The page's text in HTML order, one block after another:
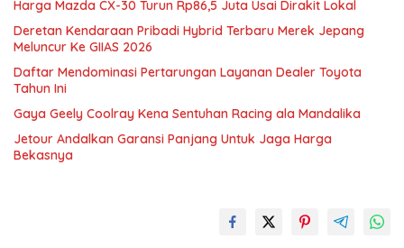
Harga Mazda CX-30 Turun Rp86,5 Juta Usai Dirakit Lokal
Deretan Kendaraan Pribadi Hybrid Terbaru Merek Jepang
Meluncur Ke GIIAS 2026
Daftar Mendominasi Pertarungan Layanan Dealer Toyota
Tahun Ini
Gaya Geely Coolray Kena Sentuhan Racing ala Mandalika
Jetour Andalkan Garansi Panjang Untuk Jaga Harga
Bekasnya